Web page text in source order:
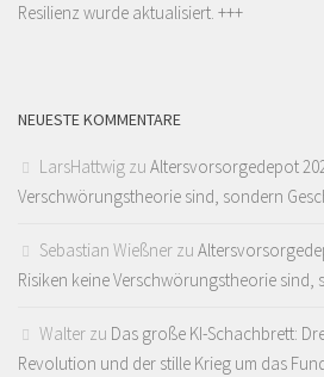
Resilienz wurde aktualisiert. +++
NEUESTE KOMMENTARE
LarsHattwig zu Altersvorsorgedepot
Verschwörungstheorie sind, sondern
Sebastian Wießner zu
Risiken keine Verschwörungstheorie sind,
Walter zu Das große KI-Schachbrett:
Revolution und der stille Krieg um das